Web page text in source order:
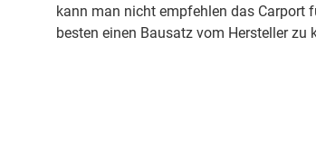
kann man nicht empfehlen das Carport
besten einen Bausatz vom Hersteller zu